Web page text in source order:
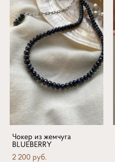
Чокер из жемчуга
BLUEBERRY
2 200 pуб.